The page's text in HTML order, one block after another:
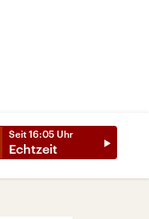
Seit 16:05 Uhr
Echtzeit